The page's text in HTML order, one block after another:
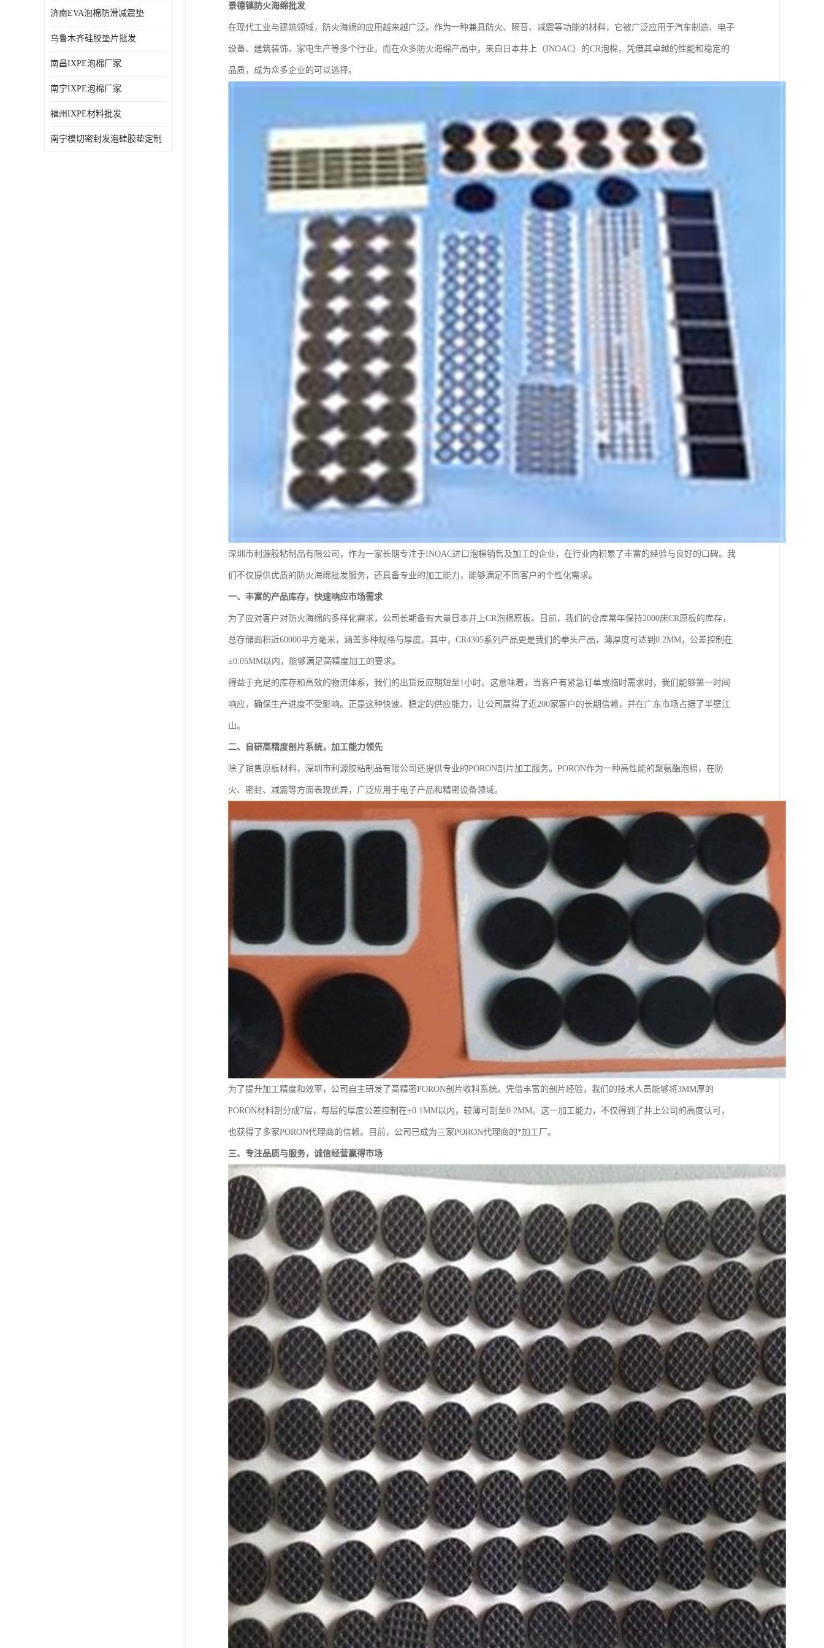
济南EVA泡棉防滑减震垫
乌鲁木齐硅胶垫片批发
南昌IXPE泡棉厂家
南宁IXPE泡棉厂家
福州IXPE材料批发
南宁模切密封发泡硅胶垫定制
景德镇防火海绵批发
在现代工业与建筑领域，防火海绵的应用越来越广泛。作为一种兼具防火、隔音、减震等功能的材料，它被广泛应用于汽车制造、电子
设备、建筑装饰、家电生产等多个行业。而在众多防火海绵产品中，来自日本井上（INOAC）的CR泡棉，凭借其卓越的性能和稳定的
品质，成为众多企业的可以选择。
深圳市利源胶粘制品有限公司，作为一家长期专注于INOAC进口泡棉销售及加工的企业，在行业内积累了丰富的经验与良好的口碑。我
们不仅提供优质的防火海绵批发服务，还具备专业的加工能力，能够满足不同客户的个性化需求。
一、丰富的产品库存，快速响应市场需求
为了应对客户对防火海绵的多样化需求，公司长期备有大量日本井上CR泡棉原板。目前，我们的仓库常年保持2000床CR原板的库存，
总存储面积近60000平方毫米，涵盖多种规格与厚度。其中，CR4305系列产品更是我们的拳头产品，薄厚度可达到0.2MM，公差控制在
±0.05MM以内，能够满足高精度加工的要求。
得益于充足的库存和高效的物流体系，我们的出货反应期短至1小时。这意味着，当客户有紧急订单或临时需求时，我们能够第一时间
响应，确保生产进度不受影响。正是这种快速、稳定的供应能力，让公司赢得了近200家客户的长期信赖，并在广东市场占据了半壁江
山。
二、自研高精度剖片系统，加工能力领先
除了销售原板材料，深圳市利源胶粘制品有限公司还提供专业的PORON剖片加工服务。PORON作为一种高性能的聚氨酯泡棉，在防
火、密封、减震等方面表现优异，广泛应用于电子产品和精密设备领域。
为了提升加工精度和效率，公司自主研发了高精密PORON剖片收料系统。凭借丰富的剖片经验，我们的技术人员能够将3MM厚的
PORON材料剖分成7层，每层的厚度公差控制在±0.1MM以内，较薄可剖至0.2MM。这一加工能力，不仅得到了井上公司的高度认可，
也获得了多家PORON代理商的信赖。目前，公司已成为三家PORON代理商的*加工厂。
三、专注品质与服务，诚信经营赢得市场